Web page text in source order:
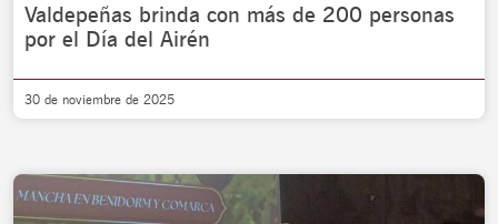
Valdepeñas brinda con más de 200 personas
por el Día del Airén
30 de noviembre de 2025